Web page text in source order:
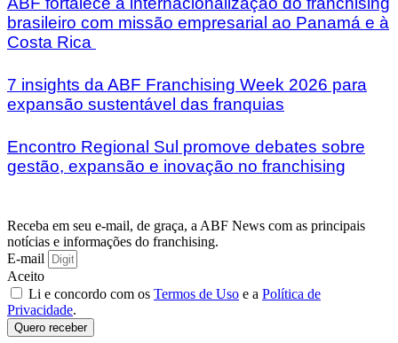
brasileiro com missão empresarial ao Panamá e à
Costa Rica
7 insights da ABF Franchising Week 2026 para
expansão sustentável das franquias
Encontro Regional Sul promove debates sobre
gestão, expansão e inovação no franchising
Receba em seu e-mail, de graça, a ABF News com as principais
notícias e informações do franchising.
E-mail
Aceito
Li e concordo com os Termos de Uso e a Política de
Privacidade.
Quero receber